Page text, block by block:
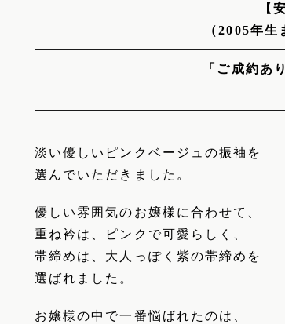
【
（2005年生
「ご成約あ
淡い優しいピンクベージュの振袖を
選んでいただきました。
優しい雰囲気のお嬢様に合わせて、
重ね衿は、ピンクで可愛らしく、
帯締めは、大人っぽく紫の帯締めを
選ばれました。
お嬢様の中で一番悩ばれたのは、